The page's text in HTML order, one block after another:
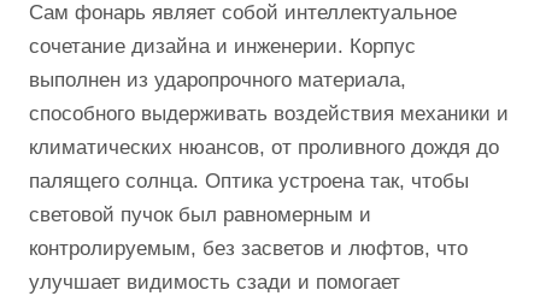
Сам фонарь являет собой интеллектуальное
сочетание дизайна и инженерии. Корпус
выполнен из ударопрочного материала,
способного выдерживать воздействия механики и
климатических нюансов, от проливного дождя до
палящего солнца. Оптика устроена так, чтобы
световой пучок был равномерным и
контролируемым, без засветов и люфтов, что
улучшает видимость сзади и помогает